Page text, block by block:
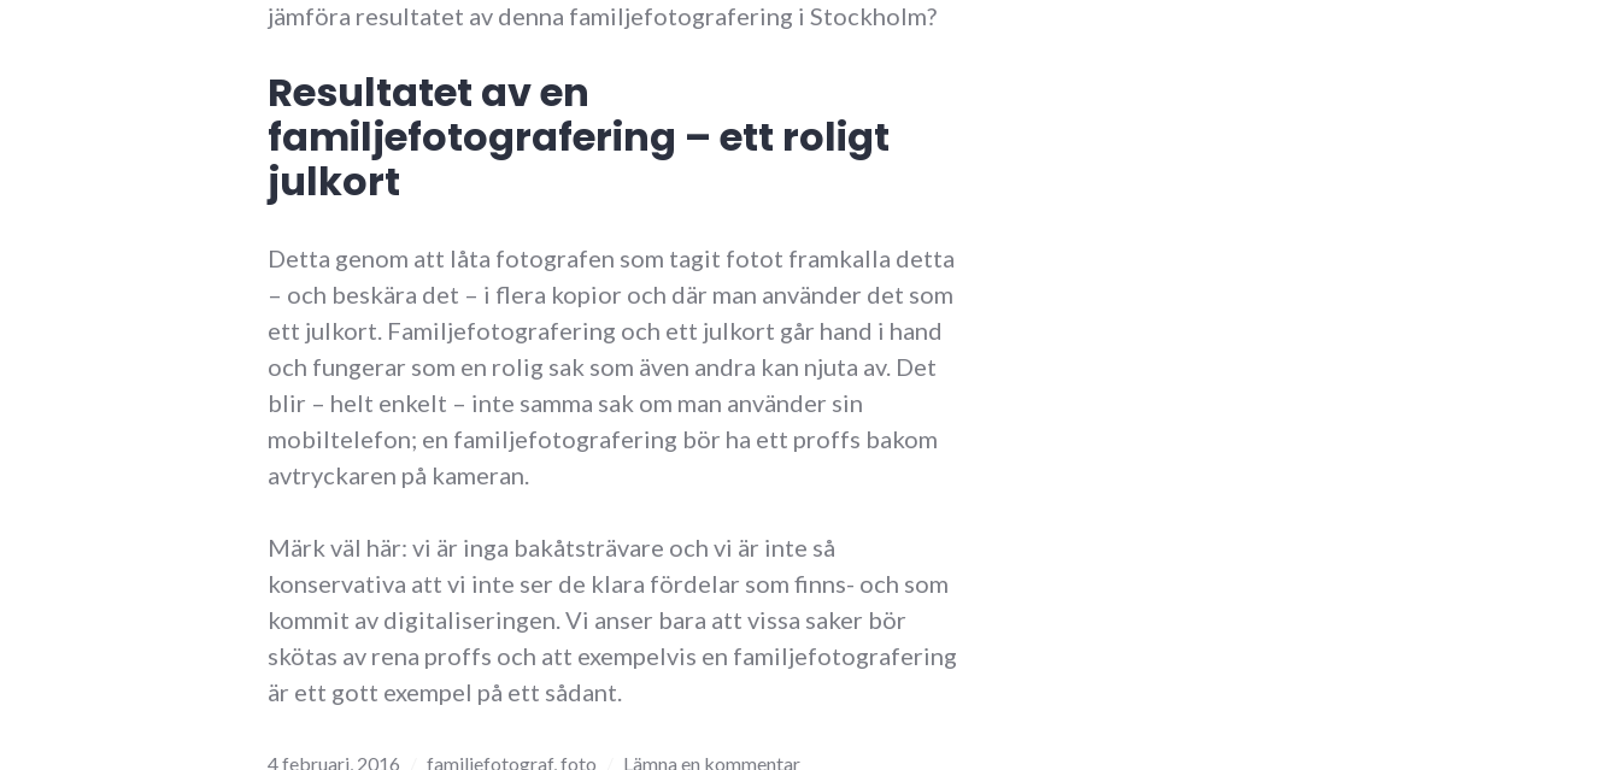
jämföra resultatet av denna familjefotografering i Stockholm?
Resultatet av en
familjefotografering – ett roligt
julkort
Detta genom att låta fotografen som tagit fotot framkalla detta
– och beskära det – i flera kopior och där man använder det som
ett julkort. Familjefotografering och ett julkort går hand i hand
och fungerar som en rolig sak som även andra kan njuta av. Det
blir – helt enkelt – inte samma sak om man använder sin
mobiltelefon; en familjefotografering bör ha ett proffs bakom
avtryckaren på kameran.
Märk väl här: vi är inga bakåtsträvare och vi är inte så
konservativa att vi inte ser de klara fördelar som finns- och som
kommit av digitaliseringen. Vi anser bara att vissa saker bör
skötas av rena proffs och att exempelvis en familjefotografering
är ett gott exempel på ett sådant.
4 februari, 2016 familjefotograf,foto Lämna en kommentar